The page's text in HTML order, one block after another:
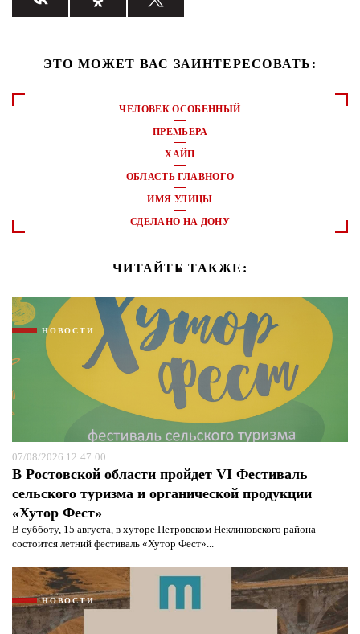
ЭТО МОЖЕТ ВАС ЗАИНТЕРЕСОВАТЬ:
ЧЕЛОВЕК ОСОБЕННЫЙ
ПРЕМЬЕРА
ХАЙП
ОБЛАСТЬ ГЛАВНОГО
ИМЯ УЛИЦЫ
СДЕЛАНО НА ДОНУ
ЧИТАЙТЕ ТАКЖЕ:
НОВОСТИ
07/08/2026 12:47:00
В Ростовской области пройдет VI Фестиваль
сельского туризма и органической продукции
«Хутор Фест»
В субботу, 15 августа, в хуторе Петровском Неклиновского района
состоится летний фестиваль «Хутор Фест»...
НОВОСТИ